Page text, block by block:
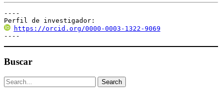
----
Perfil de investigador:
https://orcid.org/0000-0003-1322-9069
----
Buscar